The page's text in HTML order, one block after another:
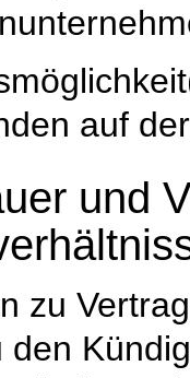
auf
und
zu
den